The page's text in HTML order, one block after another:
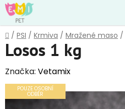
Přejít
na
obsah
Domů
/ PSI / Krmiva / Mražené maso /
Losos 1 kg
Značka: Vetamix
POUZE OSOBNÍ
ODBĚR